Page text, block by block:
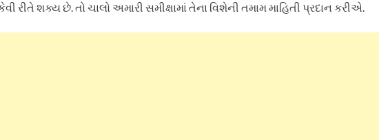
રીતે શક્ય છે. તો ચાલો અમારી સમીક્ષામાં તેના વિશેની તમામ માહિતી પ્રદાન કરીએ.